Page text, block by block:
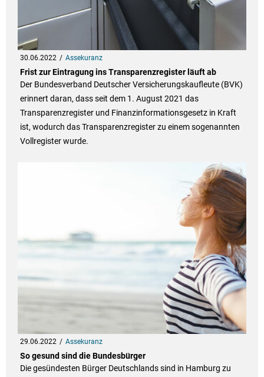
30.06.2022 Assekuranz
Frist zur Eintragung ins Transparenzregister läuft ab
Der Bundesverband Deutscher Versicherungskaufleute (BVK)
erinnert daran, dass seit dem 1. August 2021 das
Transparenzregister und Finanzinformationsgesetz in Kraft
ist, wodurch das Transparenzregister zu einem sogenannten
Vollregister wurde.
29.06.2022 Assekuranz
So gesund sind die Bundesbürger
Die gesündesten Bürger Deutschlands sind in Hamburg zu